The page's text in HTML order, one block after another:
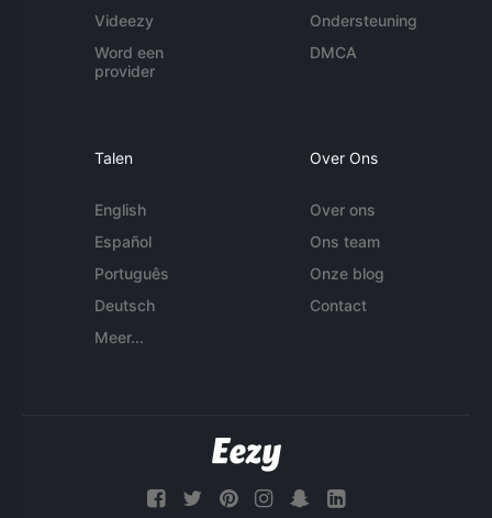
Videezy
Word een
provider
Ondersteuning
DMCA
Talen
English
Español
Português
Deutsch
Meer...
Over Ons
Over ons
Ons team
Onze blog
Contact